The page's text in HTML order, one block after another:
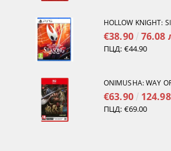
HOLLOW KNIGHT:
€38.90 76.08
ПЦД: €44.90
€63.90
ПЦД: €69.00